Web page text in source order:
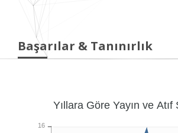
Başarılar & Tanınırlık
Yıllara Göre Yayın ve Atıf
16